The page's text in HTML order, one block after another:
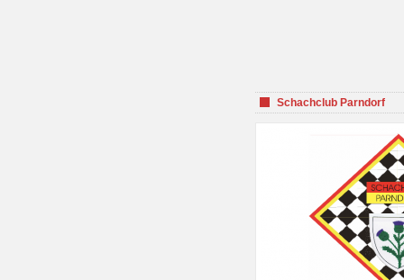
Schachclub Parndorf